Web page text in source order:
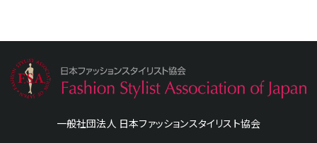
一般社団法人 日本ファッションスタイリスト協会